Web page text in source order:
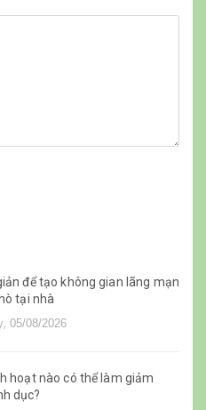
để tạo không gian lãng mạn
tại nhà
05/08/2026
hoạt nào có thể làm giảm
dục?